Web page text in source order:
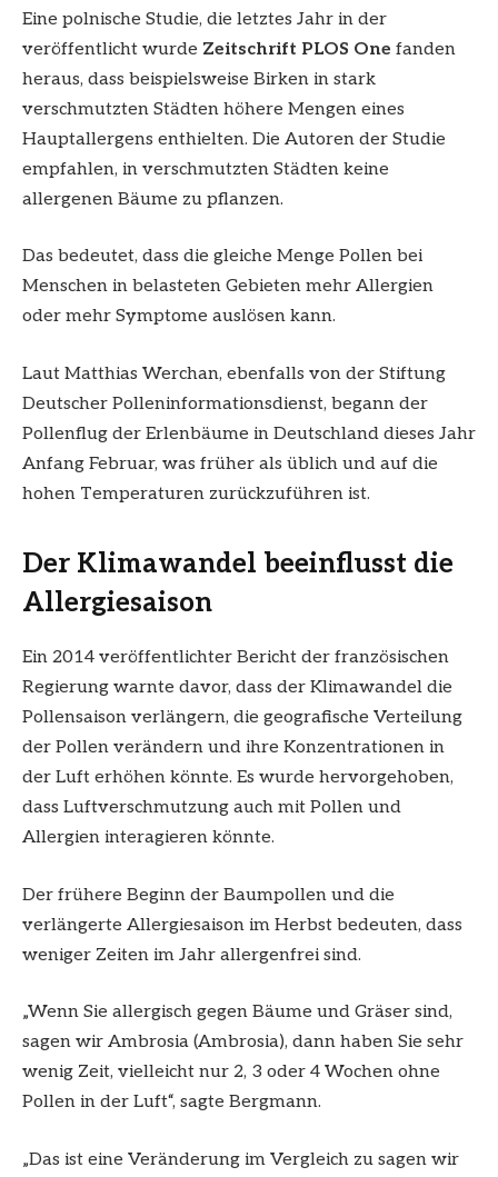
Eine polnische Studie, die letztes Jahr in der
veröffentlicht wurde Zeitschrift PLOS One fanden
heraus, dass beispielsweise Birken in stark
verschmutzten Städten höhere Mengen eines
Hauptallergens enthielten. Die Autoren der Studie
empfahlen, in verschmutzten Städten keine
allergenen Bäume zu pflanzen.
Das bedeutet, dass die gleiche Menge Pollen bei
Menschen in belasteten Gebieten mehr Allergien
oder mehr Symptome auslösen kann.
Laut Matthias Werchan, ebenfalls von der Stiftung
Deutscher Polleninformationsdienst, begann der
Pollenflug der Erlenbäume in Deutschland dieses Jahr
Anfang Februar, was früher als üblich und auf die
hohen Temperaturen zurückzuführen ist.
Der Klimawandel beeinflusst die
Allergiesaison
Ein 2014 veröffentlichter Bericht der französischen
Regierung warnte davor, dass der Klimawandel die
Pollensaison verlängern, die geografische Verteilung
der Pollen verändern und ihre Konzentrationen in
der Luft erhöhen könnte. Es wurde hervorgehoben,
dass Luftverschmutzung auch mit Pollen und
Allergien interagieren könnte.
Der frühere Beginn der Baumpollen und die
verlängerte Allergiesaison im Herbst bedeuten, dass
weniger Zeiten im Jahr allergenfrei sind.
„Wenn Sie allergisch gegen Bäume und Gräser sind,
sagen wir Ambrosia (Ambrosia), dann haben Sie sehr
wenig Zeit, vielleicht nur 2, 3 oder 4 Wochen ohne
Pollen in der Luft“, sagte Bergmann.
„Das ist eine Veränderung im Vergleich zu sagen wir